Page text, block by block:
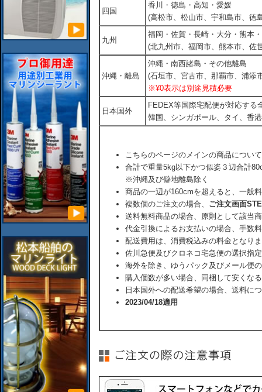
四国
香川・徳島・高知・愛媛
(高松市、松山市、宇和島市、徳
九州
福岡・佐賀・長崎・大分・熊本
(北九州市、福岡市、熊本市、佐
沖縄・離島
沖縄・南西諸島・その他離島
(石垣市、宮古市、那覇市、浦添
※¥0表示は別途見積必要
日本国外
FEDEX等国際宅配便が対応す
韓国、シンガポール、タイ、香
こちらのページのメインの商品につい
合計で重量5kg以下かつ似姿３辺合計
※沖縄及び僻地離島除く
商品の一辺が160cmを超えると、一般
複数個のご注文の場合、 ご注文画面
送料無料商品の場合、原則として該当
代金引換によるお支払いの場合、手数
配送費用は、消費税込みの料金となり
佐川急便及びクロネコ宅急便の選択指
海外を除き、ゆうパック及びメール便
購入個数が多い場合、同梱して安くな
日本国外への配送希望の場合、送料に
2023/04/18適用